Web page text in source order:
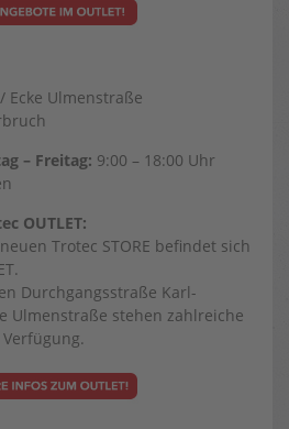
Ecke Ulmenstraße
– Freitag: 9:00 – 18:00 Uhr
OUTLET:
Trotec STORE befindet sich
Durchgangsstraße Karl-
Ulmenstraße stehen zahlreiche